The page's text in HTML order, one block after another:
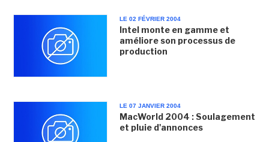
LE 02 FÉVRIER 2004
Intel monte en gamme et
améliore son processus de
production
LE 07 JANVIER 2004
MacWorld 2004 : Soulagement
et pluie d'annonces